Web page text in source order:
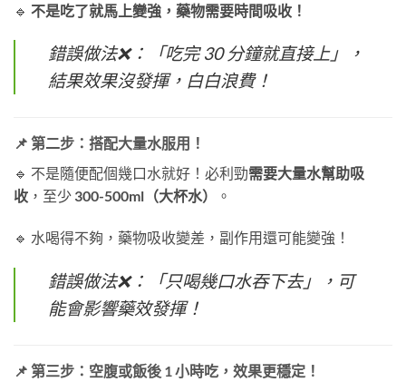
🔹 不是吃了就馬上變強，藥物需要時間吸收！
錯誤做法❌：「吃完 30 分鐘就直接上」，
結果效果沒發揮，白白浪費！
📌 第二步：搭配大量水服用！
🔹 不是隨便配個幾口水就好！必利勁需要大量水幫助吸
收 ，至少 300-500ml（大杯水） 。
🔹 水喝得不夠，藥物吸收變差，副作用還可能變強！
錯誤做法❌：「只喝幾口水吞下去」，可
能會影響藥效發揮！
📌 第三步：空腹或飯後 1 小時吃，效果更穩定！